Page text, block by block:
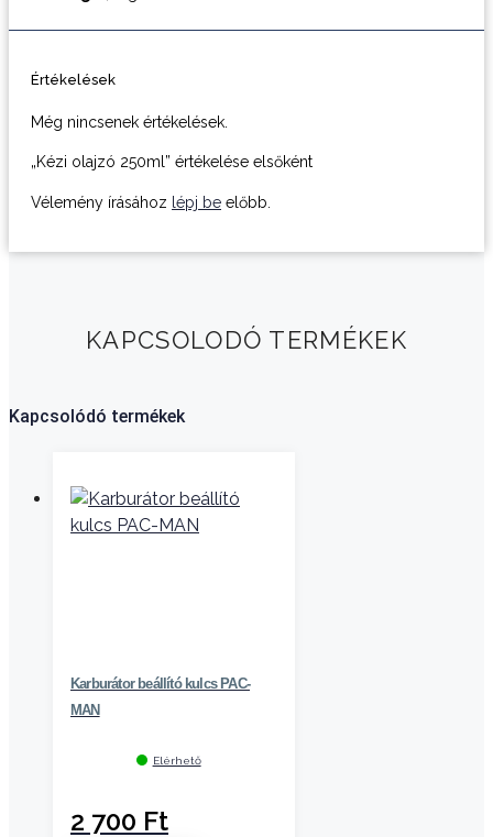
Értékelések
Még nincsenek értékelések.
„Kézi olajzó 250ml” értékelése elsőként
Vélemény írásához lépj be előbb.
KAPCSOLODÓ TERMÉKEK
Kapcsolódó termékek
Karburátor beállító kulcs PAC-
MAN
Elérhető
2 700 Ft